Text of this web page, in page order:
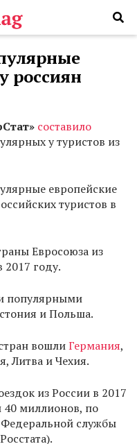
россиян
» составило
у туристов из
европейские
туристов в
Евросоюза из
2017 году.
популярными
и Польша.
вошлиГермания,
Литва и Чехия.
из России в 2017
40 миллионов, по
службы